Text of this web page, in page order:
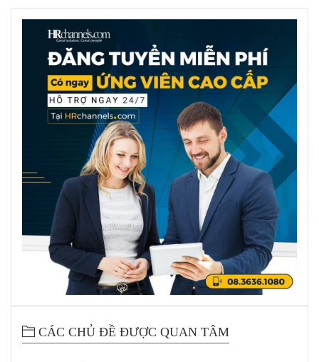
CÁC CHỦ ĐỀ ĐƯỢC QUAN TÂM